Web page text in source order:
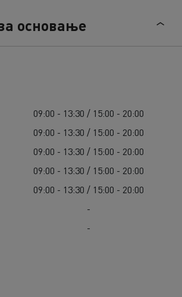
основање
09:00 - 13:30 / 15:00 - 20:00
09:00 - 13:30 / 15:00 - 20:00
09:00 - 13:30 / 15:00 - 20:00
09:00 - 13:30 / 15:00 - 20:00
09:00 - 13:30 / 15:00 - 20:00
-
-